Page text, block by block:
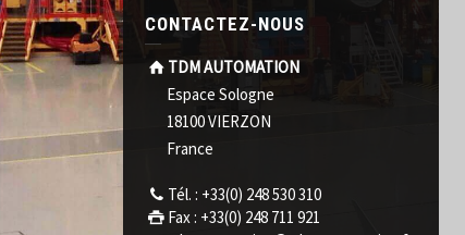
CONTACTEZ-NOUS
TDM AUTOMATION
Espace Sologne
18100 VIERZON
France
Tél. : +33(0) 248 530 310
Fax : +33(0) 248 711 921